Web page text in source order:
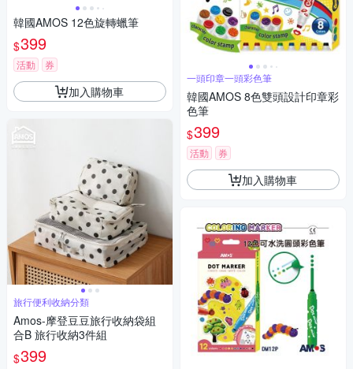
韓國AMOS 12色旋轉蠟筆
$399
活動 券
加入購物車
旅行便利收納分類
Amos-摩登豆豆旅行收納袋組
合B 旅行收納3件組
$399
一頭印章一頭彩色筆
韓國AMOS 8色雙頭設計印章彩
色筆
$399
活動 券
加入購物車